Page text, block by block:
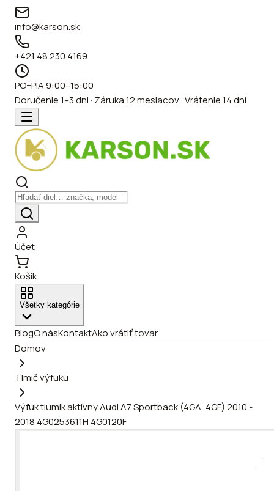
info@karson.sk
+421 48 230 4169
PO–PIA 9:00–15:00
Doručenie 1–3 dni · Záruka 12 mesiacov · Vrátenie 14 dní
Účet
Košík
Všetky kategórie
BlogO násKontaktAko vrátiť tovar
Domov
Tlmič výfuku
Výfuk tlumik aktívny Audi A7 Sportback (4GA, 4GF) 2010 -
2018 4G0253611H 4G0120F